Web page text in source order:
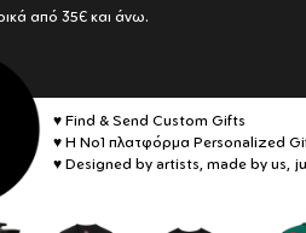
από 35€ και άνω.
♥ Find & Send Custom Gifts
♥ Η No1 πλατφόρμα Personalized
♥ Designed by artists, made by us,